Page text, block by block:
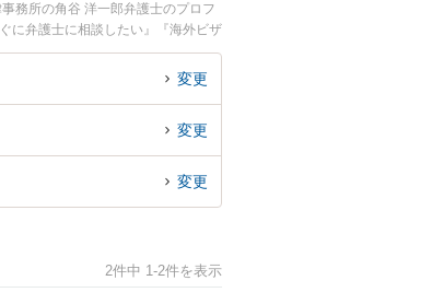
務所の角谷 洋一郎弁護士のプロフ
に弁護士に相談したい』『海外ビザ
区内の弁護士に相談予約したい』な
変更
変更
変更
2件中 1-2件を表示